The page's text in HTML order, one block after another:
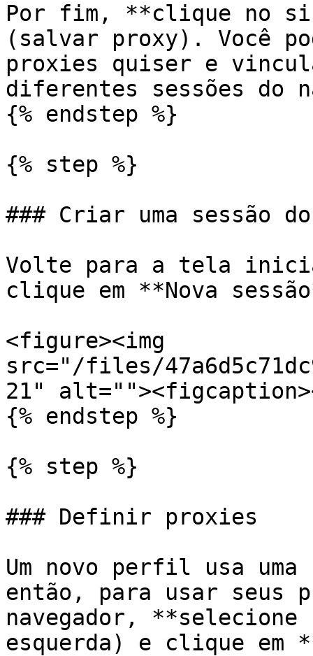
Por fim, **clique no
(salvar proxy). Você
proxies quiser e
diferentes sessões do
{% endstep %}
{% step %}
### Criar uma sessão
Volte para a tela
clique em **Nova
<figure><img
src="/files/
21"
{% endstep %}
{% step %}
### Definir proxies
Um novo perfil usa
então, para usar seus
navegador,
esquerda) e clique